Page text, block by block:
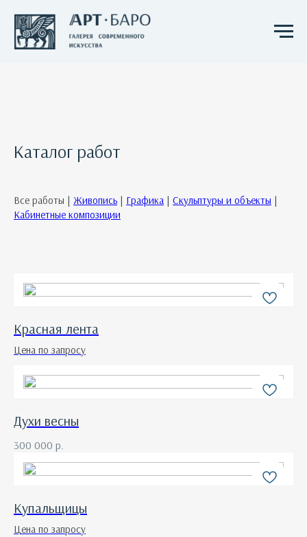
Каталог работ
Все работы | Живопись | Графика | Скульптуры и объекты |
Кабинетные композиции
Красная лента
Цена по запросу
Духи весны
300 000 р.
Купальщицы
Цена по запросу